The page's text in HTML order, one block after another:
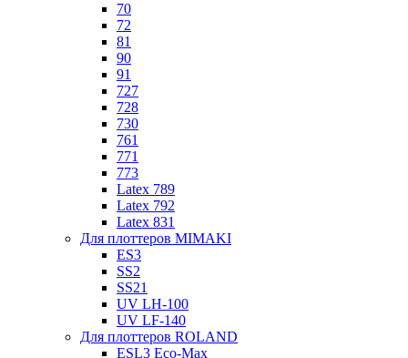
70
72
81
90
91
727
728
730
761
771
773
Latex 789
Latex 792
Latex 831
Для плоттеров MIMAKI
ES3
SS2
SS21
UV LH-100
UV LF-140
Для плоттеров ROLAND
ESL3 Eco-Max